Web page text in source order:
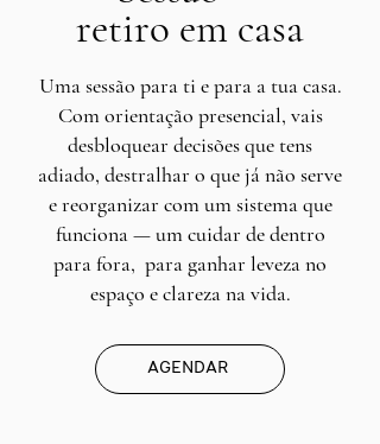
retiro em casa
Uma sessão para ti e para a tua casa.
Com orientação presencial, vais
desbloquear decisões que tens
adiado, destralhar o que já não serve
e reorganizar com um sistema que
funciona — um cuidar de dentro
para fora, para ganhar leveza no
espaço e clareza na vida.
AGENDAR